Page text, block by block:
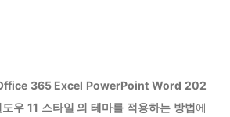
365 Excel PowerPoint Word 202
우 11 스타일 의 테마를 적용하는 방법에